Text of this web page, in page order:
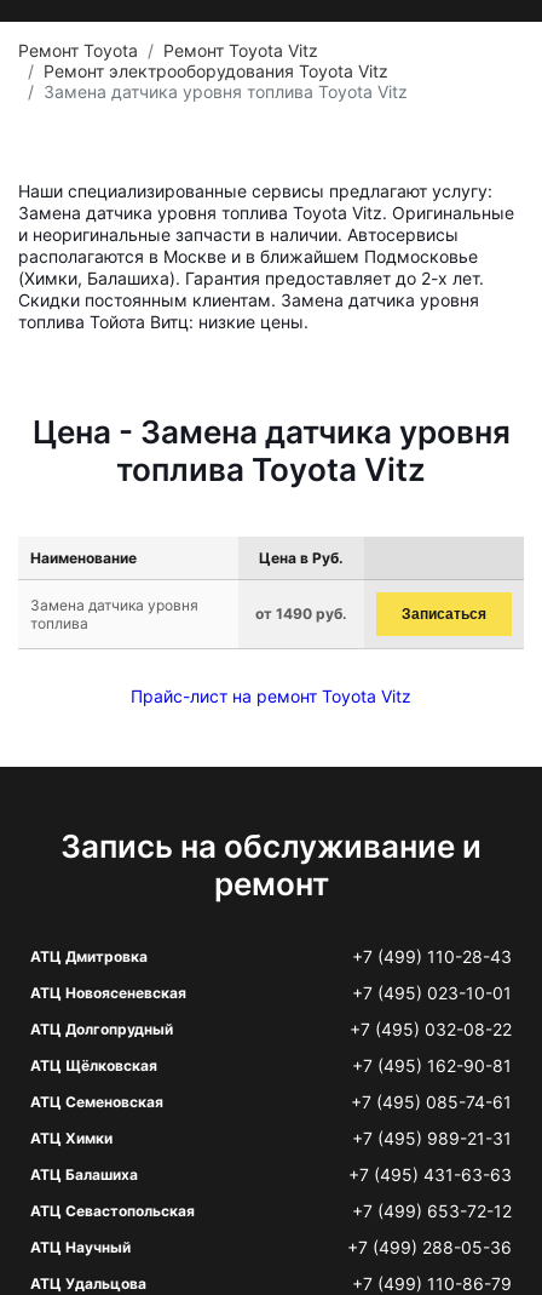
Ремонт Toyota
Ремонт Toyota Vitz
Ремонт электрооборудования Toyota Vitz
Замена датчика уровня топлива Toyota Vitz
Наши специализированные сервисы предлагают услугу:
Замена датчика уровня топлива Toyota Vitz. Оригинальные
и неоригинальные запчасти в наличии. Автосервисы
располагаются в Москве и в ближайшем Подмосковье
(Химки, Балашиха). Гарантия предоставляет до 2-х лет.
Скидки постоянным клиентам. Замена датчика уровня
топлива Тойота Витц: низкие цены.
Цена - Замена датчика уровня
топлива Toyota Vitz
Наименование Цена в Руб.
Замена датчика уровня
топлива
от 1490 руб. Записаться
Прайс-лист на ремонт Toyota Vitz
Запись на обслуживание и
ремонт
АТЦ Дмитровка +7 (499) 110-28-43
АТЦ Новоясеневская +7 (495) 023-10-01
АТЦ Долгопрудный +7 (495) 032-08-22
АТЦ Щёлковская +7 (495) 162-90-81
АТЦ Семеновская +7 (495) 085-74-61
АТЦ Химки +7 (495) 989-21-31
АТЦ Балашиха +7 (495) 431-63-63
АТЦ Севастопольская +7 (499) 653-72-12
АТЦ Научный +7 (499) 288-05-36
АТЦ Удальцова +7 (499) 110-86-79